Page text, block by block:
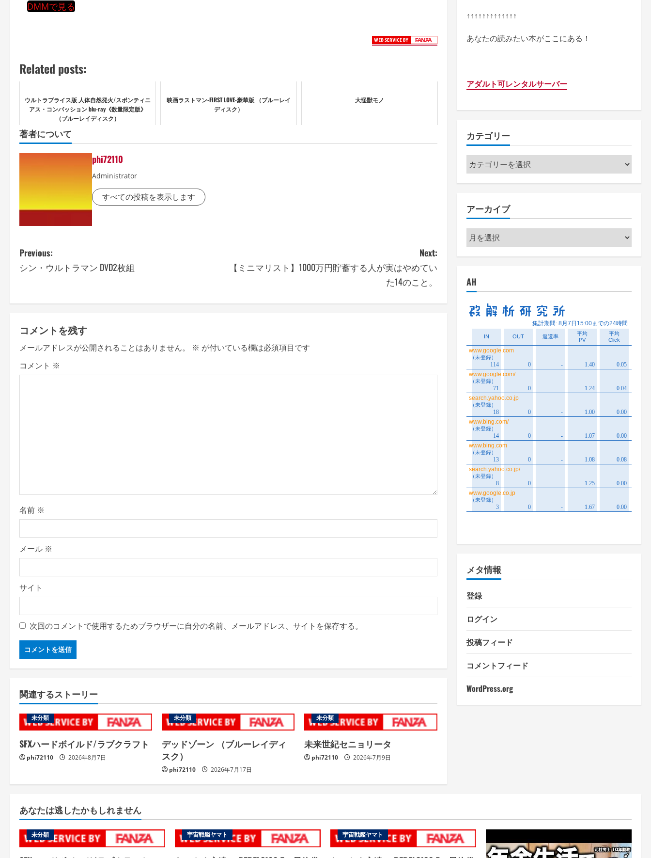
DMMで見る
Related posts:
ウルトラプライス版 人体自然発火/スポンティニ
アス・コンバッション blu-ray《数量限定版》
（ブルーレイディスク）
映画ラストマン-FIRST LOVE-豪華版 （ブルーレイ
ディスク）
大怪獣モノ
著者について
phi72110
Administrator
すべての投稿を表示します
P
o
n
a
v
o
n
Previous:
シン・ウルトラマン DVD2枚組
Next:
【ミニマリスト】1000万円貯蓄する人が実はやめてい
た14のこと。
コメントを残す
メールアドレスが公開されることはありません。 ※ が付いている欄は必須項目です
コメント ※
名前 ※
メール ※
サイト
次回のコメントで使用するためブラウザーに自分の名前、メールアドレス、サイトを保存する。
関連するストーリー
未分類
SFXハードボイルド/ラブクラフト
phi72110 2026年8月7日
未分類
デッドゾーン （ブルーレイディ
スク）
phi72110 2026年7月17日
未分類
未来世紀セニョリータ
phi72110 2026年7月9日
↑↑↑↑↑↑↑↑↑↑↑↑↑
あなたの読みたい本がここにある！
アダルト可レンタルサーバー
カテゴリー
カ
テ
ー
アーカイブ
ア
ー
ブ
AH
メタ情報
登録
ログイン
投稿フィード
コメントフィード
WordPress.org
あなたは逃したかもしれません
未分類 宇宙戦艦ヤマト 宇宙戦艦ヤマト